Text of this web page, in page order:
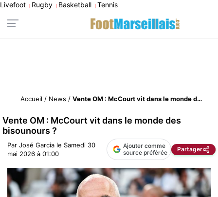
Livefoot | Rugby | Basketball | Tennis
Accueil / News / Vente OM : McCourt vit dans le monde des bisounours ?
Vente OM : McCourt vit dans le monde des
bisounours ?
Par José Garcia le Samedi 30
mai 2026 à 01:00
Ajouter comme
source préférée
Partager